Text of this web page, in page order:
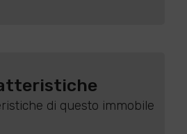
di questo immobile